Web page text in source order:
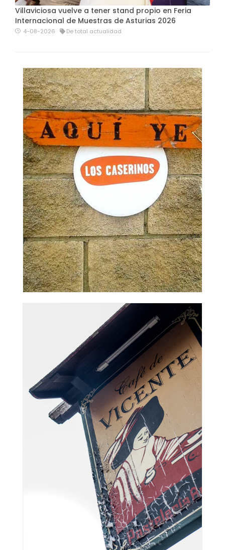
Villaviciosa vuelve a tener stand propio en Feria
Internacional de Muestras de Asturias 2026
4-08-2026 De total actualidad